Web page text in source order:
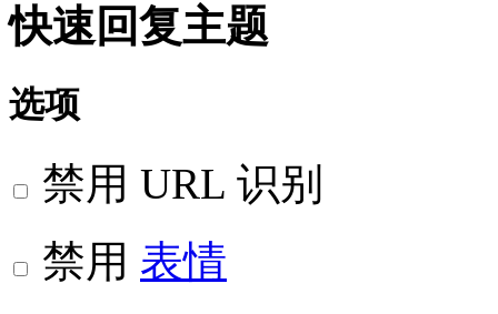
快速回复主题
选项
禁用 URL 识别
禁用 表情